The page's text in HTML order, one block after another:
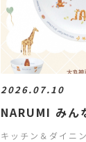
2026.07.10
NARUMI みん
キッチン＆ダイニ